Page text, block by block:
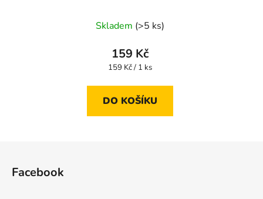
Skladem (>5 ks)
159 Kč
Měrná
159 Kč / 1 ks
DO KOŠÍKU
Facebook